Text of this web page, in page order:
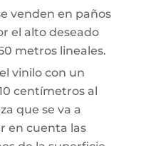
venden en paños
el alto deseado
metros lineales.
vinilo con un
centímetros al
que se va a
en cuenta las